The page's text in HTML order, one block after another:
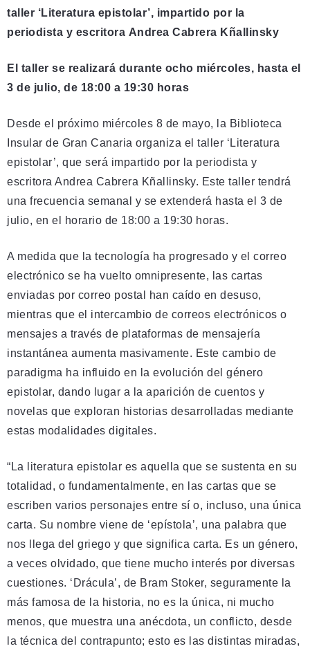
taller ‘Literatura epistolar’, impartido por la
periodista y escritora Andrea Cabrera Kñallinsky
El taller se realizará durante ocho miércoles, hasta el
3 de julio, de 18:00 a 19:30 horas
Desde el próximo miércoles 8 de mayo, la Biblioteca
Insular de Gran Canaria organiza el taller ‘Literatura
epistolar’, que será impartido por la periodista y
escritora Andrea Cabrera Kñallinsky. Este taller tendrá
una frecuencia semanal y se extenderá hasta el 3 de
julio, en el horario de 18:00 a 19:30 horas.
A medida que la tecnología ha progresado y el correo
electrónico se ha vuelto omnipresente, las cartas
enviadas por correo postal han caído en desuso,
mientras que el intercambio de correos electrónicos o
mensajes a través de plataformas de mensajería
instantánea aumenta masivamente. Este cambio de
paradigma ha influido en la evolución del género
epistolar, dando lugar a la aparición de cuentos y
novelas que exploran historias desarrolladas mediante
estas modalidades digitales.
“La literatura epistolar es aquella que se sustenta en su
totalidad, o fundamentalmente, en las cartas que se
escriben varios personajes entre sí o, incluso, una única
carta. Su nombre viene de ‘epístola’, una palabra que
nos llega del griego y que significa carta. Es un género,
a veces olvidado, que tiene mucho interés por diversas
cuestiones. ‘Drácula’, de Bram Stoker, seguramente la
más famosa de la historia, no es la única, ni mucho
menos, que muestra una anécdota, un conflicto, desde
la técnica del contrapunto; esto es las distintas miradas,